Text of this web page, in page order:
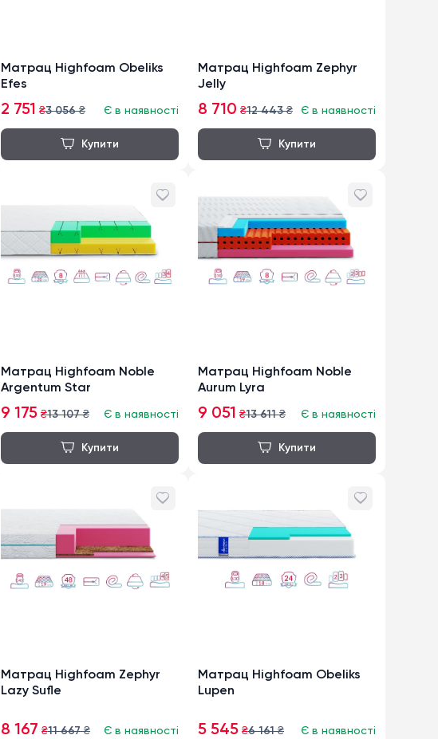
Матрац Highfoam Obeliks
Efes
2 751 ₴3 056₴ Є в наявності
Матрац Highfoam Zephyr
Jelly
8 710 ₴12 443₴ Є в наявності
Матрац Highfoam Noble
Argentum Star
9 175₴13 107₴ Є в наявності
Матрац Highfoam Noble
Aurum Lyra
9 051 ₴13 611₴ Є в наявності
Матрац Highfoam Zephyr
Lazy Sufle
8 167 ₴11 667₴ Є в наявності
Матрац Highfoam Obeliks
Lupen
5 545₴6 161₴ Є в наявності